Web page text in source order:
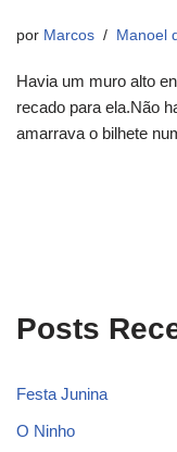
por Marcos Manoel
Havia um muro alto
recado para ela.Não
amarrava o bilhete
Posts
Festa Junina
O Ninho